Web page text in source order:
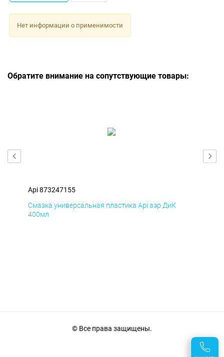
Нет информации о применимости
Обратите внимание на сопутствующие товары:
Api 873247155
Смазка универсальная пластика Api аэр ДиК
400мл
© Все права защищены.